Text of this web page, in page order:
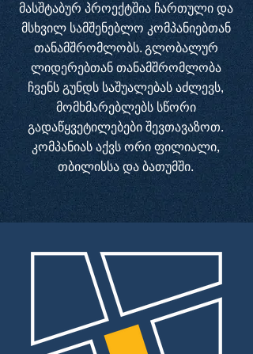
მასშტაბურ პროექტშია ჩართული და
მსხვილ სამშენებლო კომპანიებთან
თანამშრომლობს. გლობალურ
ლიდერებთან თანამშრომლობა
ჩვენს გუნდს საშუალებას აძლევს,
მომხმარებლებს სწორი
გადაწყვეტილებები შევთავაზოთ.
კომპანიას აქვს ორი ფილიალი,
თბილისსა და ბათუმში.